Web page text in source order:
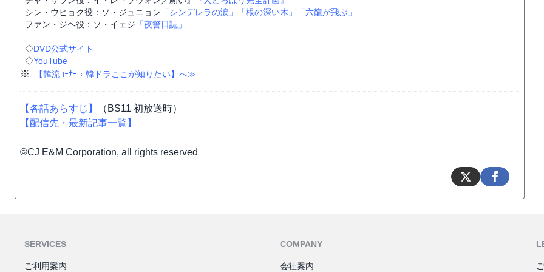
シン・ウヒョク役：ソ・ジュニョン 「シンデレラの涙」 「根の深い木」
「六龍が飛ぶ」
ファン・ジヘ役：ソ・イェジ 「夜警日誌」
◇DVD公式サイト
◇YouTube
※ 【韓流ｺｰﾅｰ：韓ドラここが知りたい】へ≫
【各話あらすじ】
（BS11 初放送時）
【配信先・最新記事一覧】
©CJ E&M Corporation, all rights reserved
SERVICES
ご利用案内
COMPANY
会社案内